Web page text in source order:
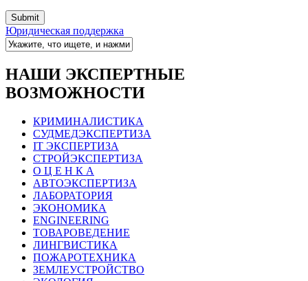
Юридическая поддержка
НАШИ ЭКСПЕРТНЫЕ
ВОЗМОЖНОСТИ
КРИМИНАЛИСТИКА
СУДМЕДЭКСПЕРТИЗА
IT ЭКСПЕРТИЗА
СТРОЙЭКСПЕРТИЗА
О Ц Е Н К А
АВТОЭКСПЕРТИЗА
ЛАБОРАТОРИЯ
ЭКОНОМИКА
ENGINEERING
ТОВАРОВЕДЕНИЕ
ЛИНГВИСТИКА
ПОЖАРОТЕХНИКА
ЗЕМЛЕУСТРОЙСТВО